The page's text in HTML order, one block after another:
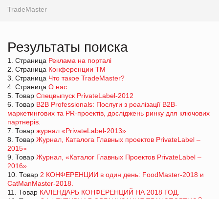
TradeMaster
Результаты поиска
1. Страница Реклама на порталі
2. Страница Конференции ТМ
3. Страница Что такое TradeMaster?
4. Страница О нас
5. Товар Спецвыпуск PrivateLabel-2012
6. Товар B2B Professionals: Послуги з реалізації В2В-
маркетингових та PR-проектів, досліджень ринку для ключових
партнерів.
7. Товар журнал «PrivateLabel-2013»
8. Товар Журнал, Каталога Главных проектов PrivateLabel –
2015»
9. Товар Журнал, «Каталог Главных Проектов PrivateLabel –
2016»
10. Товар 2 КОНФЕРЕНЦИИ в один день: FoodMaster-2018 и
CatManMaster-2018.
11. Товар КАЛЕНДАРЬ КОНФЕРЕНЦИЙ НА 2018 ГОД.